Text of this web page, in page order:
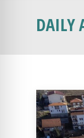
DAILY